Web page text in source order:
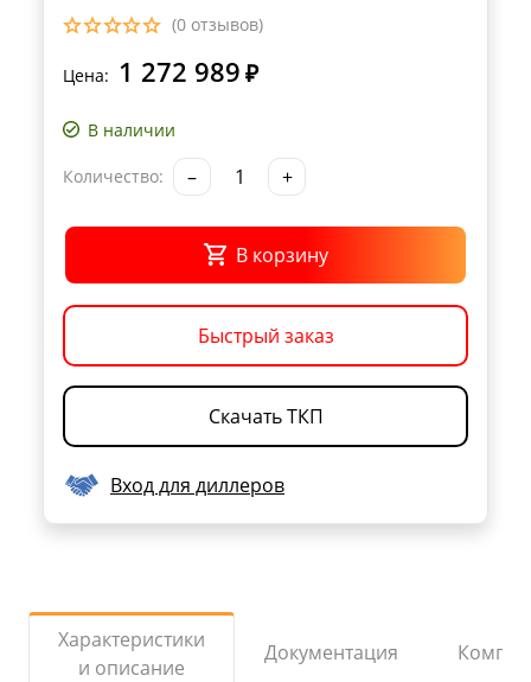
(0 отзывов)
Цена: 1 272 989 ₽
В наличии
Количество: – +
В корзину
Быстрый заказ
Скачать ТКП
Вход для диллеров
Характеристики
и описание
Документация